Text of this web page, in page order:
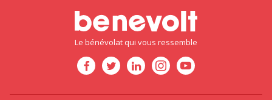
Le bénévolat qui vous ressemble